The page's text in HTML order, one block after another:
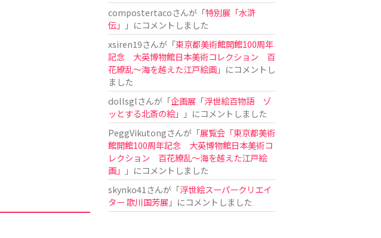
compostertacoさんが「特別展「水滸
伝」
」にコメントしました
xsiren19さんが「東京都美術館開館100周年
記念 大英博物館日本美術コレクション 百
花繚乱～海を越えた江戸絵画」にコメントし
ました
dollsglさんが「企画展「浮世絵百物語 ゾ
ッとする北斎の絵」
」にコメントしました
PeggVikutongさんが「展覧会「東京都美術
館開館100周年記念 大英博物館日本美術コ
レクション 百花繚乱〜海を越えた江戸絵
画」
」にコメントしました
skynko41 さんが「浮世絵スーパークリエイ
ター 歌川国芳展 」にコメントしました